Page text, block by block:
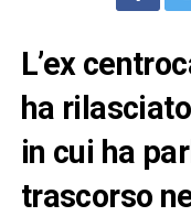
L’ex
ha
in cui ha
trascorso